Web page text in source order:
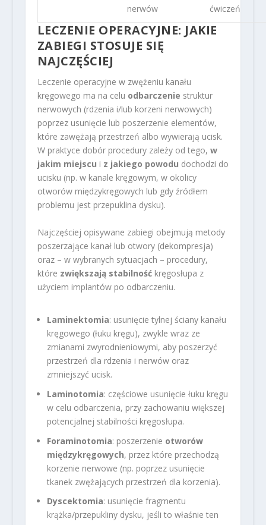
nerwów
ćwiczeń
LECZENIE OPERACYJNE: JAKIE
ZABIEGI STOSUJE SIĘ
NAJCZĘŚCIEJ
Leczenie operacyjne w zwężeniu kanału
kręgowego ma na celu odbarczenie struktur
nerwowych (rdzenia i/lub korzeni nerwowych)
poprzez usunięcie lub poszerzenie elementów,
które zawężają przestrzeń albo wywierają ucisk.
W praktyce dobór procedury zależy od tego, w
jakim miejscu i z jakiego powodu dochodzi do
ucisku (np. w kanale kręgowym, w okolicy
otworów międzykręgowych lub gdy źródłem
problemu jest przepuklina dysku).
Najczęściej opisywane zabiegi obejmują metody
poszerzające kanał lub otwory (dekompresja)
oraz – w wybranych sytuacjach – procedury,
które zwiększają stabilnośćkręgosłupa z
użyciem implantów po odbarczeniu.
Laminektomia: usunięcie tylnej ściany kanału
kręgowego (łuku kręgu), zwykle wraz ze
zmianami zwyrodnieniowymi, aby poszerzyć
przestrzeń dla rdzenia i nerwów oraz
zmniejszyć ucisk.
Laminotomia: częściowe usunięcie łuku kręgu
w celu odbarczenia, przy zachowaniu większej
potencjalnej stabilności kręgosłupa.
Foraminotomia: poszerzenie otworów
międzykręgowych, przez które przechodzą
korzenie nerwowe (np. poprzez usunięcie
tkanek zwężających przestrzeń dla korzenia).
Dyscektomia: usunięcie fragmentu
krążka/przepukliny dysku, jeśli to właśnie ten